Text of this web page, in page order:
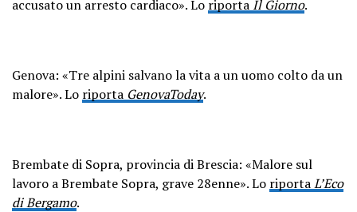
accusato un arresto cardiaco». Lo riporta Il Giorno.
Genova: «Tre alpini salvano la vita a un uomo colto da un
malore». Lo riporta GenovaToday.
Brembate di Sopra, provincia di Brescia: «Malore sul
lavoro a Brembate Sopra, grave 28enne». Lo riportaL’Eco
di Bergamo.